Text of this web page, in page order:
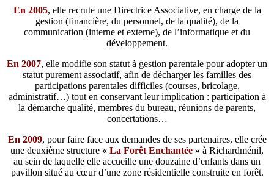
En 2005, elle recrute une Directrice Associative, en charge de la
gestion (financière, du personnel, de la qualité), de la
communication (interne et externe), de l’informatique et du
développement.
En 2007, elle modifie son statut à gestion parentale pour adopter un
statut purement associatif, afin de décharger les familles des
participations parentales difficiles (courses, bricolage,
administratif…) tout en conservant leur implication : participation à
la démarche qualité, membres du bureau, réunions de parents,
concertations…
En 2009, pour faire face aux demandes de ses partenaires, elle crée
une deuxième structure « La Forêt Enchantée » à Richardménil,
au sein de laquelle elle accueille une douzaine d’enfants dans un
pavillon situé au cœur d’une zone résidentielle construite en forêt.